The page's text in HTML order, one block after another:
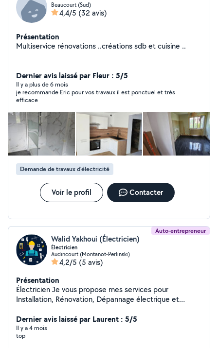
Beaucourt (Sud)
4,4/5 (32 avis)
Présentation
Multiservice rénovations ..créations sdb et cuisine ..
Dernier avis laissé par Fleur : 5/5
Il y a plus de 6 mois
je recommande Eric pour vos travaux il est ponctuel et très
efficace
Demande de travaux d’électricité
Voir le profil Contacter
Auto-entrepreneur
Walid Yakhoui (Électricien)
Électricien
Audincourt (Montanot-Perlinski)
4,2/5 (5 avis)
Présentation
Électricien Je vous propose mes services pour
Installation, Rénovation, Dépannage électrique et
Dernier avis laissé par Laurent : 5/5
Il y a 4 mois
top